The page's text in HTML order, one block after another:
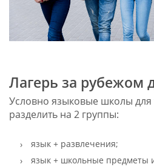
Лагерь за рубежом
Условно языковые школы
разделить на 2 группы:
язык + развлечения;
язык + школьные предметы